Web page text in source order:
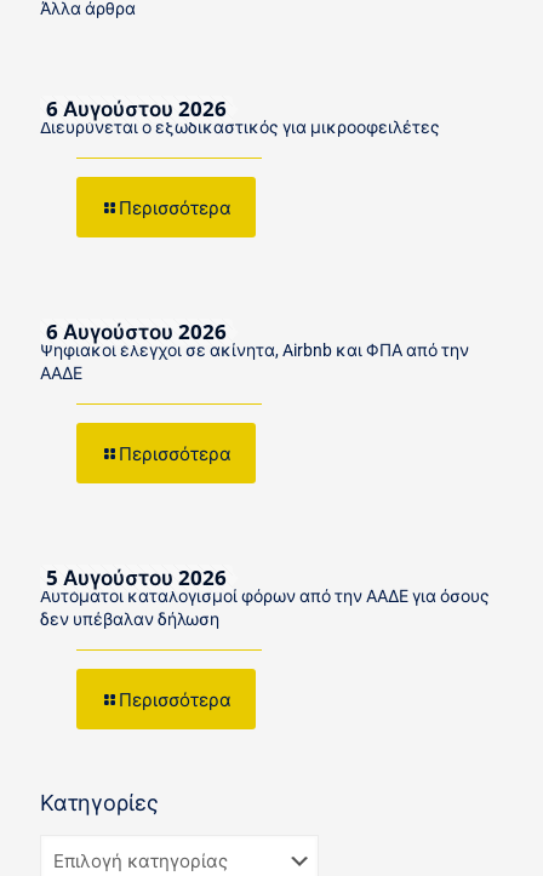
Άλλα άρθρα
6 Αυγούστου 2026
Διευρύνεται ο εξωδικαστικός για μικροοφειλέτες
Περισσότερα
6 Αυγούστου 2026
Ψηφιακοί έλεγχοι σε ακίνητα, Airbnb και ΦΠΑ από την
ΑΑΔΕ
Περισσότερα
5 Αυγούστου 2026
Αυτόματοι καταλογισμοί φόρων από την ΑΑΔΕ για όσους
δεν υπέβαλαν δήλωση
Περισσότερα
Κατηγορίες